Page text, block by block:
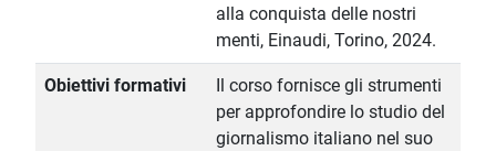
alla conquista delle nostri
menti, Einaudi, Torino, 2024.
Obiettivi formativi
Il corso fornisce gli strumenti
per approfondire lo studio del
giornalismo italiano nel suo